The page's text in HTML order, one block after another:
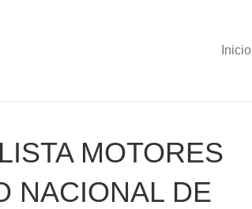
Inicio
MOTORES
NACIONAL DE